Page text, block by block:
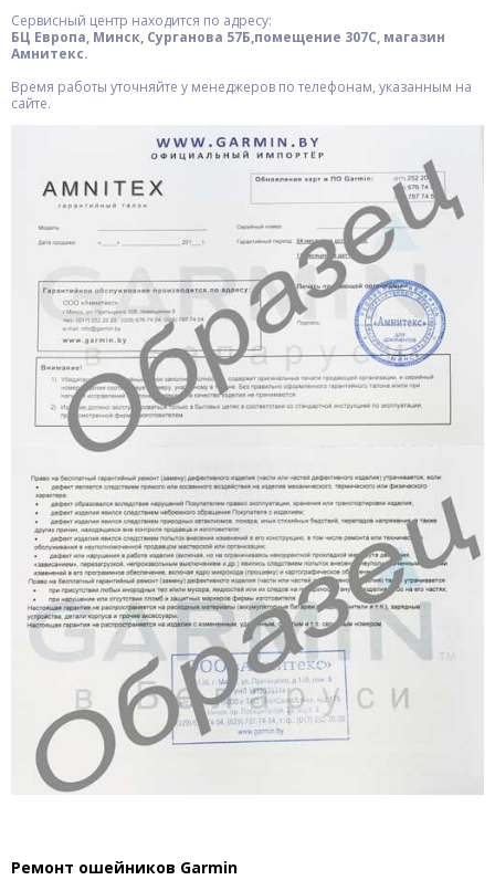
Сервисный центр находится по адресу:
БЦ Европа, Минск, Сурганова 57Б,помещение 307С, магазин
Амнитекс.
Время работы уточняйте у менеджеров по телефонам, указанным на
сайте.
Ремонт ошейников Garmin